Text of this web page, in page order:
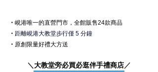
・ 峴港唯一的直營門市，全館販售24款商品
・ 距離峴港大教堂步行僅 5 分鐘
・ 原創限量好禮大方送
＼大教堂旁必買必逛伴手禮商店／